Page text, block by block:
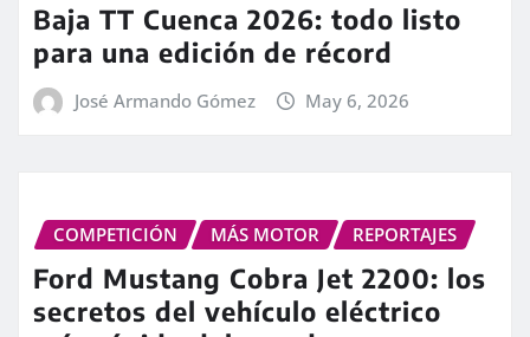
Baja TT Cuenca 2026: todo listo
para una edición de récord
José Armando Gómez May 6, 2026
COMPETICIÓN MÁS MOTOR REPORTAJES
Ford Mustang Cobra Jet 2200: los
secretos del vehículo eléctrico